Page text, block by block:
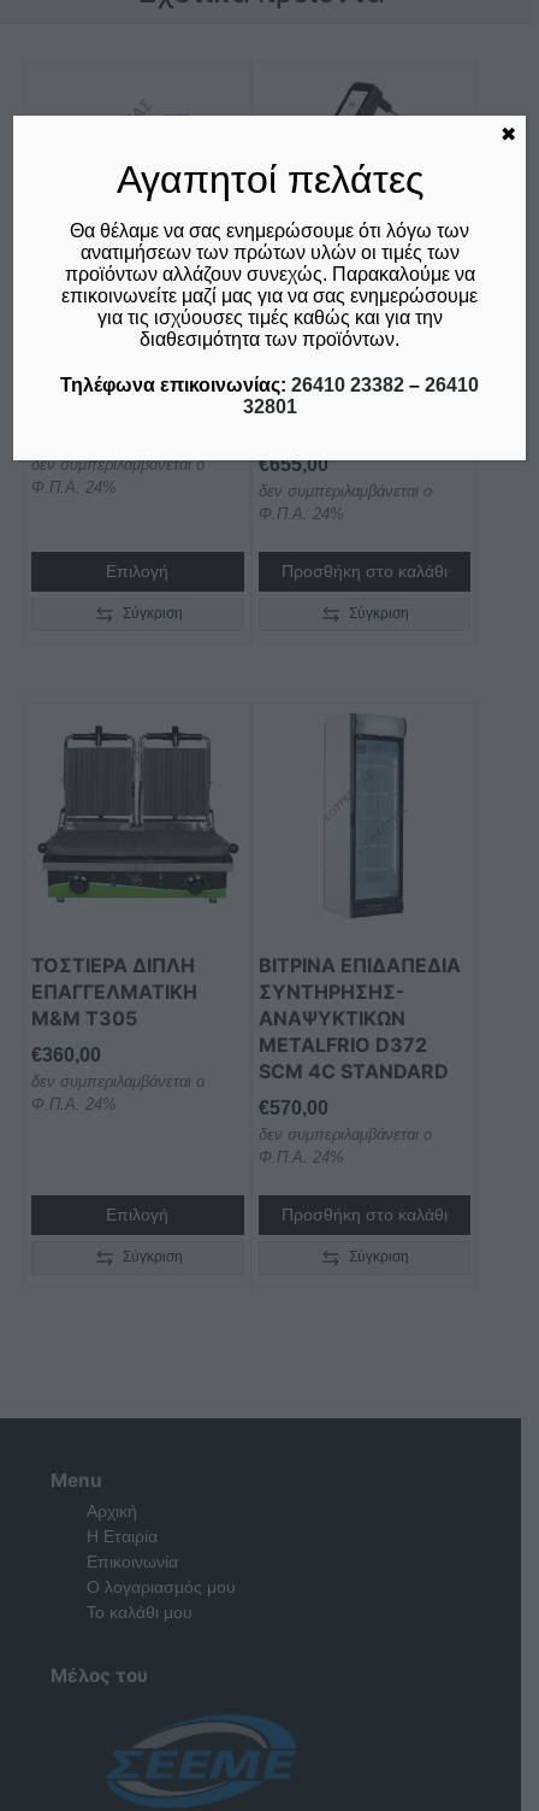
ΛΑΝΤΖΑ ANOIXΤΗ
ΜΕ 1 ΓΟΥΡΝΑ
126X51X35 CM ΣΕΙΡΑ
LΑ126 -BAM
range:
€700,00
δεν συμπεριλαμβάνεται ο
Φ.Π.Α. 24%
Επιλογή
πολλαπλές
παραλλαγές.
επιλογές
μπορούν
του
προϊόντος
Σύγκριση
ΣΥΣΚΕΥΗ
IMMERSION
CIRCULATOR SOUS
VIDE POLYSCIENCE
€655,00
δεν συμπεριλαμβάνεται ο
Φ.Π.Α. 24%
Προσθήκη στο καλάθι
Σύγκριση
ΤΟΣΤΙΕΡΑ ΔΙΠΛΗ
ΕΠΑΓΓΕΛΜΑΤΙKH
M&M Τ305
€360,00
δεν συμπεριλαμβάνεται ο
Φ.Π.Α. 24%
Επιλογή
προϊόν
έχει
πολλαπλές
παραλλαγές.
Οι
μπορούν
να
επιλεγούν
σελίδα
του
Σύγκριση
ΒΙΤΡΙΝΑ ΕΠΙΔΑΠΕΔΙΑ
ΣΥΝΤΗΡΗΣΗΣ-
ΑΝΑΨΥΚΤΙΚΩΝ
METALFRIO D372
SCM 4C STANDARD
€570,00
δεν συμπεριλαμβάνεται ο
Φ.Π.Α. 24%
Προσθήκη στο καλάθι
Σύγκριση
Menu
Αρχική
Η Εταιρία
Επικοινωνία
Ο λογαριασμός μου
Το καλάθι μου
Μέλος του
Αγαπητοί πελάτες
Θα θέλαμε να σας ενημερώσουμε ότι λόγω των
ανατιμήσεων των πρώτων υλών οι τιμές των
προϊόντων αλλάζουν συνεχώς. Παρακαλούμε να
επικοινωνείτε μαζί μας για να σας ενημερώσουμε
για τις ισχύουσες τιμές καθώς και για την
διαθεσιμότητα των προϊόντων.
Τηλέφωνα επικοινωνίας: 26410 23382 – 26410
32801
✖